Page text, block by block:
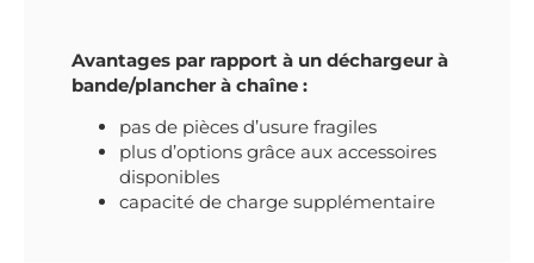
Avantages par rapport à un déchargeur à
bande/plancher à chaîne :
pas de pièces d’usure fragiles
plus d’options grâce aux accessoires
disponibles
capacité de charge supplémentaire